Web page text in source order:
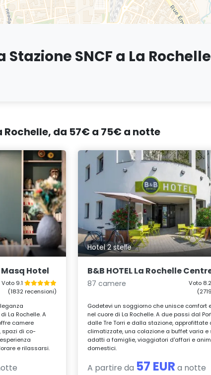
SNCF a La Rochelle
Rochelle, da 57€ a 75€ a notte
Hotel
Voto 9.1
(1832 recensioni)
La Rochelle. A
camere
spazi di co-
e rilassarsi.
Hotel 2 stelle
B&B HOTEL La Rochelle
87 camere
Voto 8.2
Godetevi un soggiorno che unisce comfort
nel cuore di La Rochelle. A due passi dal
dalle Tre Torri e dalla stazione, approfittate
climatizzate, una colazione a buffet varia e
adatti a famiglie, viaggiatori d'affari e
domestici.
A partire da 57 EUR a notte